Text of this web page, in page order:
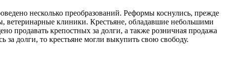
несколько преобразований. Реформы коснулись, прежде
ветеринарные клиники. Крестьяне, обладавшие небольшими
продавать крепостных за долги, а также розничная продажа
долги, то крестьяне могли выкупить свою свободу.